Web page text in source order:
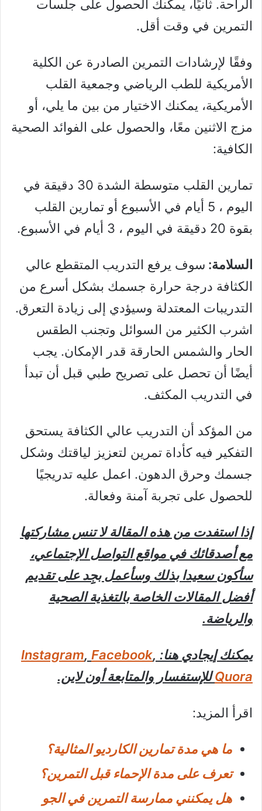
الراحة. ثانيًا، يمكنك الحصول على جلسات
التمرين في وقت أقل.
وفقًا لإرشادات التمرين الصادرة عن الكلية
الأمريكية للطب الرياضي وجمعية القلب
الأمريكية، يمكنك الاختيار من بين ما يلي، أو
مزج الاثنين معًا، والحصول على الفوائد الصحية
الكافية:
تمارين القلب متوسطة الشدة 30 دقيقة في
اليوم ، 5 أيام في الأسبوع أو تمارين القلب
بقوة 20 دقيقة في اليوم ، 3 أيام في الأسبوع.
السلامة: سوف يرفع التدريب المتقطع عالي
الكثافة درجة حرارة جسمك بشكل أسرع من
التدريبات المعتدلة وسيؤدي إلى زيادة التعرق.
اشرب الكثير من السوائل وتجنب الطقس
الحار والشمس الحارقة قدر الإمكان. يجب
أيضًا أن تحصل على تصريح طبي قبل أن تبدأ
في التدريب المكثف.
من المؤكد أن التدريب عالي الكثافة يستحق
التفكير فيه كأداة تمرين لتعزيز لياقتك وشكل
جسمك وحرق الدهون. اعمل عليه تدريجيًا
للحصول على تجربة آمنة وفعالة.
إذا استفدت من هذه المقالة لا تنس مشاركتها
مع أصدقائك في مواقع التواصل الإجتماعي،
سأكون سعيدا بذلك وسأعمل بجِِد على تقديم
أفضل المقالات الخاصة بالتغذية الصحية
والرياضة.
يمكنك إيجادي هنا: Instagram, Facebook,
Quoraللإستفسار والمتابعة أون لاين.
اقرأ المزيد:
ما هي مدة تمارين الكارديو المثالية؟
تعرف على مدة الإحماء قبل التمرين؟
هل يمكنني ممارسة التمرين في الجو